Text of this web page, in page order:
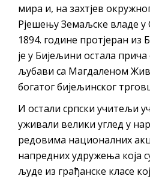
мира и, на захтјев
Рјешењу Земаљске владе у
1894. године протјеран из
је у Бијељини остала
љубави са Магдаленом
богатог бијељинског
И остали српски учитељи
уживали велики углед у
редовима националних
напредних удружења која
људе из грађанске класе